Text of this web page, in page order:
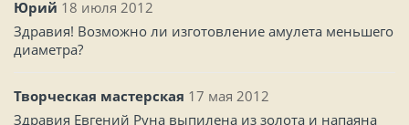
Юрий 18 июля 2012
Здравия! Возможно ли изготовление амулета меньшего
диаметра?
Творческая мастерская 17 мая 2012
Здравия Евгений Руна выпилена из золота и напаяна